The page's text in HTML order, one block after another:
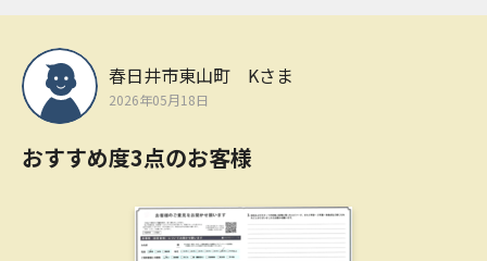
春日井市東山町 Kさま
2026年05月18日
おすすめ度3点のお客様